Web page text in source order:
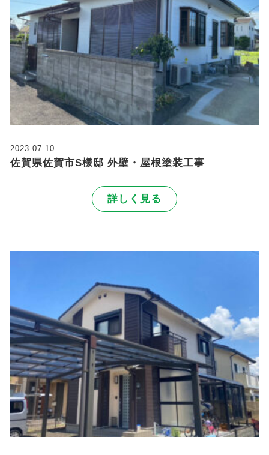
2023.07.10
佐賀県佐賀市S様邸 外壁・屋根塗装工事
詳しく見る